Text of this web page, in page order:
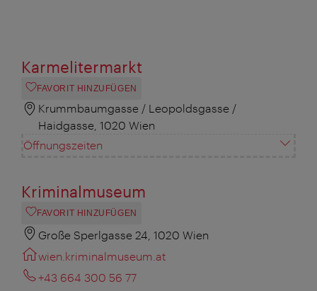
Karmelitermarkt
FAVORIT HINZUFÜGEN
Krummbaumgasse / Leopoldsgasse /
Haidgasse, 1020 Wien
Öffnungszeiten
Kriminalmuseum
FAVORIT HINZUFÜGEN
Große Sperlgasse 24, 1020 Wien
wien.kriminalmuseum.at
+43 664 300 56 77